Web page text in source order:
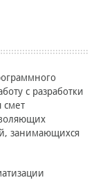
с разработки
смет
занимающихся